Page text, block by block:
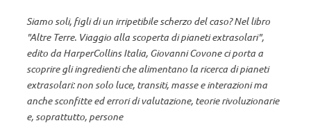
Siamo soli, figli di un irripetibile scherzo del caso? Nel libro
"Altre Terre. Viaggio alla scoperta di pianeti extrasolari",
edito da HarperCollins Italia, Giovanni Covone ci porta a
scoprire gli ingredienti che alimentano la ricerca di pianeti
extrasolari: non solo luce, transiti, masse e interazioni ma
anche sconfitte ed errori di valutazione, teorie rivoluzionarie
e, soprattutto, persone